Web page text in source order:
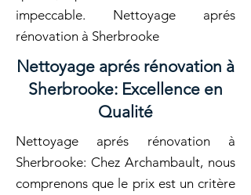
impeccable. Nettoyage aprés
rénovation à Sherbrooke
Nettoyage aprés rénovation à
Sherbrooke: Excellence en
Qualité
Nettoyage aprés rénovation à
Sherbrooke: Chez Archambault, nous
comprenons que le prix est un critère